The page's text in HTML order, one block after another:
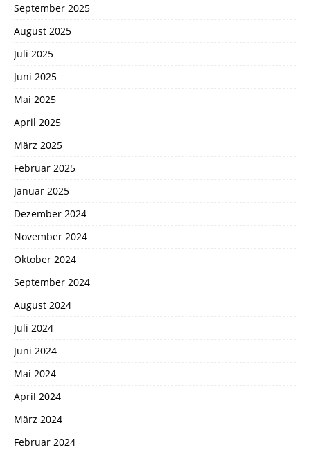
September 2025
August 2025
Juli 2025
Juni 2025
Mai 2025
April 2025
März 2025
Februar 2025
Januar 2025
Dezember 2024
November 2024
Oktober 2024
September 2024
August 2024
Juli 2024
Juni 2024
Mai 2024
April 2024
März 2024
Februar 2024